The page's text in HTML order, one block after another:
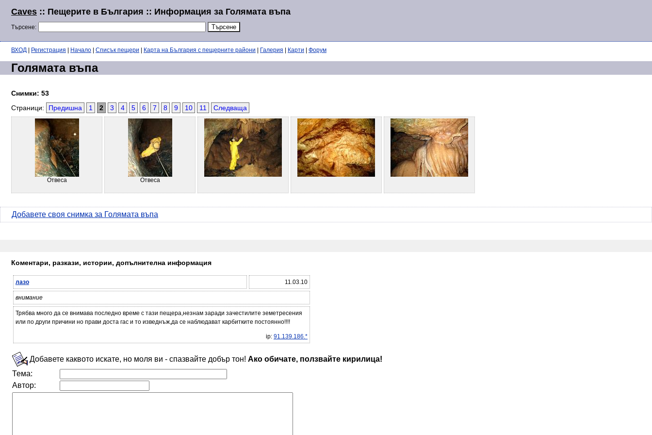
Caves :: Пещерите в България :: Информация за Голямата въпа
Търсене:
ВХОД Регистрация Начало Списък пещери Карта на България с пещерните райони Галерия Карти Форум
Голямата въпа
Снимки: 53
Страници:
Предишна 1 2 3 4 5 6 7 8 9 10 11 Следваща
Отвеса Отвеса
Добавете своя снимка за Голямата въпа
Коментари, разкази, истории, допълнителна информация
лазо 11.03.10
внимание
Трябва много да се внимава последно време с тази пещера,незнам заради зачестилите земетресения
или по други причини но прави доста гас и то изведнъж,да се наблюдават карбитките постоянно!!!!
ip: 91.139.186.*
Добавете каквото искате, но моля ви - спазвайте добър тон! Ако обичате, ползвайте кирилица!
Тема:
Автор: